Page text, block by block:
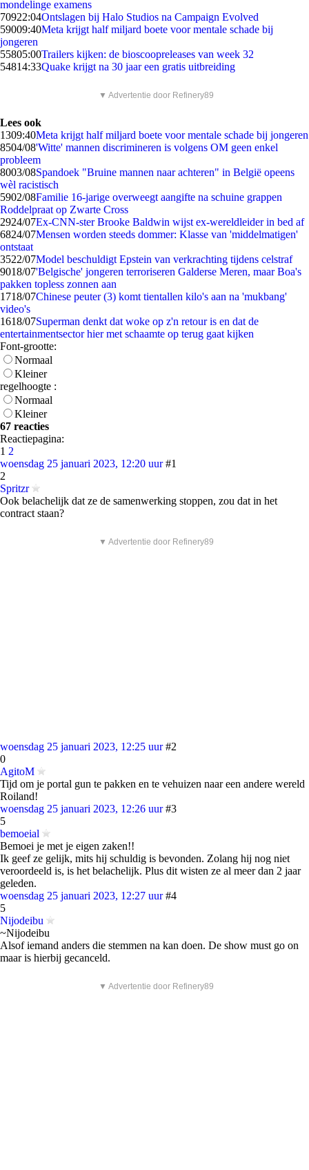
mondelinge examens
70922:04Ontslagen bij Halo Studios na Campaign Evolved
59009:40Meta krijgt half miljard boete voor mentale schade bij
jongeren
55805:00Trailers kijken: de bioscoopreleases van week 32
54814:33Quake krijgt na 30 jaar een gratis uitbreiding
▼ Advertentie door Refinery89
Lees ook
1309:40Meta krijgt half miljard boete voor mentale schade bij jongeren
8504/08'Witte' mannen discrimineren is volgens OM geen enkel
probleem
8003/08Spandoek "Bruine mannen naar achteren" in België opeens
wèl racistisch
5902/08Familie 16-jarige overweegt aangifte na schuine grappen
Roddelpraat op Zwarte Cross
2924/07Ex-CNN-ster Brooke Baldwin wijst ex-wereldleider in bed af
6824/07Mensen worden steeds dommer: Klasse van 'middelmatigen'
ontstaat
3522/07Model beschuldigt Epstein van verkrachting tijdens celstraf
9018/07'Belgische' jongeren terroriseren Galderse Meren, maar Boa's
pakken topless zonnen aan
1718/07Chinese peuter (3) komt tientallen kilo's aan na 'mukbang'
video's
1618/07Superman denkt dat woke op z'n retour is en dat de
entertainmentsector hier met schaamte op terug gaat kijken
Font-grootte:
Normaal
Kleiner
regelhoogte :
Normaal
Kleiner
67 reacties
Reactiepagina:
1 2
woensdag 25 januari 2023, 12:20 uur #1
2
Spritzr
Ook belachelijk dat ze de samenwerking stoppen, zou dat in het
contract staan?
▼ Advertentie door Refinery89
woensdag 25 januari 2023, 12:25 uur #2
0
AgitoM
Tijd om je portal gun te pakken en te vehuizen naar een andere wereld
Roiland!
woensdag 25 januari 2023, 12:26 uur #3
5
bemoeial
Bemoei je met je eigen zaken!!
Ik geef ze gelijk, mits hij schuldig is bevonden. Zolang hij nog niet
veroordeeld is, is het belachelijk. Plus dit wisten ze al meer dan 2 jaar
geleden.
woensdag 25 januari 2023, 12:27 uur #4
5
Nijodeibu
~Nijodeibu
Alsof iemand anders die stemmen na kan doen. De show must go on
maar is hierbij gecanceld.
▼ Advertentie door Refinery89